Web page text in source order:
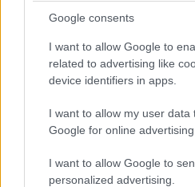
Google consents
I want to allow Google to
related to advertising like
device identifiers in apps.
I want to allow my user data
Google for online
I want to allow Google to
personalized advertising.
Totti raccontano un’idea
Leggi l’articolo →